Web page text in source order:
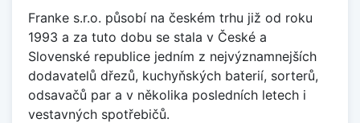
Franke s.r.o. působí na českém trhu již od roku
1993 a za tuto dobu se stala v České a
Slovenské republice jedním z nejvýznamnejších
dodavatelů dřezů, kuchyňských baterií, sorterů,
odsavačů par a v několika posledních letech i
vestavných spotřebičů.